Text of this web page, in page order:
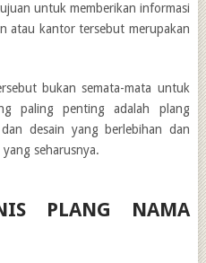
untuk memberikan informasi
atau kantor tersebut merupakan
bukan semata-mata untuk
paling penting adalah plang
desain yang berlebihan dan
seharusnya.
PLANG NAMA